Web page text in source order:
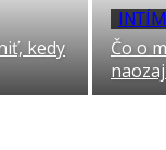
kedy
Čo o